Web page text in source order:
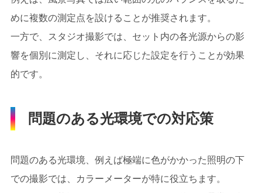
めに複数の測定点を設けることが推奨されます。
一方で、スタジオ撮影では、セット内の各光源からの影
響を個別に測定し、それに応じた設定を行うことが効果
的です。
問題のある光環境での対応策
問題のある光環境、例えば極端に色がかかった照明の下
での撮影では、カラーメーターが特に役立ちます。